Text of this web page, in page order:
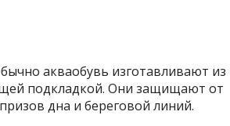
акваобувь изготавливают из
подкладкой. Они защищают от
дна и береговой линий.